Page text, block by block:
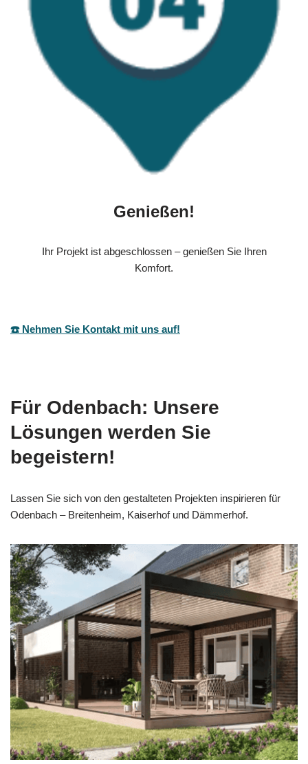
Genießen!
Ihr Projekt ist abgeschlossen – genießen Sie Ihren
Komfort.
☎️ Nehmen Sie Kontakt mit uns auf!
Für Odenbach: Unsere
Lösungen werden Sie
begeistern!
Lassen Sie sich von den gestalteten Projekten inspirieren für
Odenbach – Breitenheim, Kaiserhof und Dämmerhof.